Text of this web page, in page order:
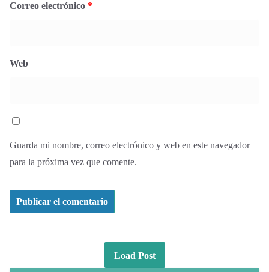
Correo electrónico *
Web
Guarda mi nombre, correo electrónico y web en este navegador
para la próxima vez que comente.
Load Post